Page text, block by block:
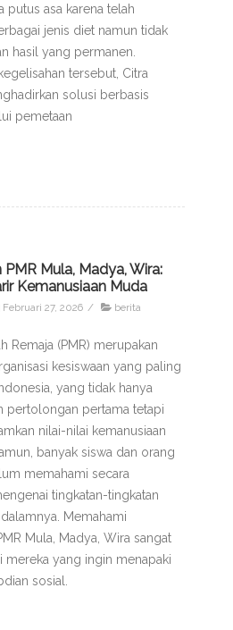
putus asa karena telah
jenis diet namun tidak
hasil yang permanen.
tersebut, Citra
solusi berbasis
pemetaan
PMR Mula, Madya, Wira:
Kemanusiaan Muda
Februari 27, 2026 / berita
Remaja (PMR) merupakan
kesiswaan yang paling
yang tidak hanya
pertolongan pertama tetapi
nilai-nilai kemanusiaan
banyak siswa dan orang
memahami secara
tingkatan-tingkatan
Memahami
Mula, Madya, Wira sangat
mereka yang ingin menapaki
sosial.